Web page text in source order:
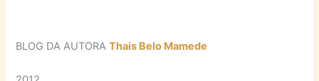
BLOG DA AUTORAThais Belo Mamede